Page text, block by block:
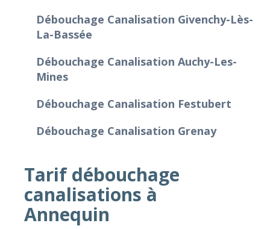
Débouchage Canalisation Givenchy-Lès-
La-Bassée
Débouchage Canalisation Auchy-Les-
Mines
Débouchage Canalisation Festubert
Débouchage Canalisation Grenay
Tarif débouchage
canalisations à
Annequin